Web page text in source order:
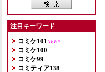
注目キーワード
コミケ101 NEW!!
コミケ100
コミケ99
コミティア138